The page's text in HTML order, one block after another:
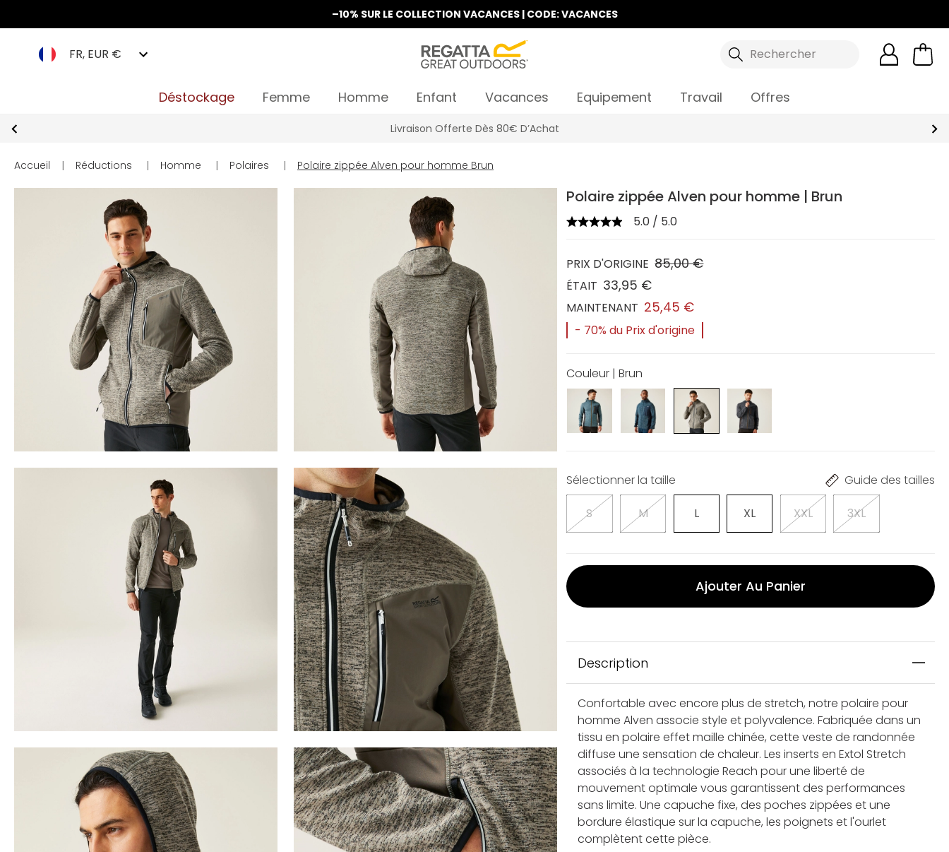
–10% SUR LE COLLECTION VACANCES | CODE: VACANCES
FR, EUR € Rechercher
Déstockage Femme Homme Enfant Vacances Equipement Travail Offres
La Nouvelle Collection Est Disponible
Accueil | Réductions | Homme | Polaires | Polaire zippée Alven pour homme Brun
Polaire zippée Alven pour homme | Brun
5.0 / 5.0
PRIX D'ORIGINE 85,00 €
ÉTAIT 33,95 €
MAINTENANT 25,45 €
- 70% du Prix d'origine
Couleur | Brun
Sélectionner la taille Guide des tailles
S M L XL XXL 3XL
Ajouter Au Panier
Description
Confortable avec encore plus de stretch, notre polaire pour
homme Alven associe style et polyvalence. Fabriquée dans un
tissu en polaire effet maille chinée, cette veste de randonnée
diffuse une sensation de chaleur. Les inserts en Extol Stretch
associés à la technologie Reach pour une liberté de
mouvement optimale vous garantissent des performances
sans limite. Une capuche fixe, des poches zippées et une
bordure élastique sur la capuche, les poignets et l'ourlet
complètent cette pièce.